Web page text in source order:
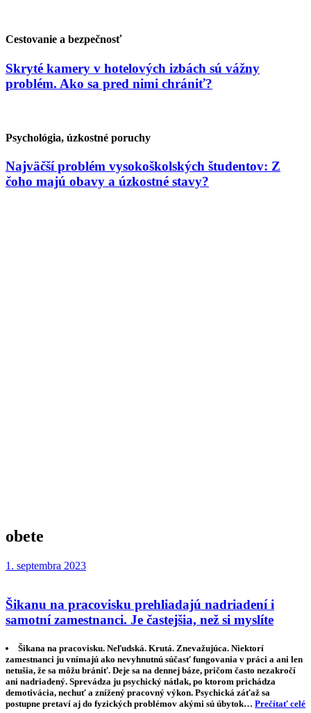
Cestovanie a bezpečnosť
Skryté kamery v hotelových izbách sú vážny
problém. Ako sa pred nimi chrániť?
Psychológia, úzkostné poruchy
Najväčší problém vysokoškolských študentov: Z
čoho majú obavy a úzkostné stavy?
obete
1. septembra 2023
Šikanu na pracovisku prehliadajú nadriadení i
samotní zamestnanci. Je častejšia, než si myslíte
Šikana na pracovisku. Neľudská. Krutá. Znevažujúca. Niektorí
zamestnanci ju vnímajú ako nevyhnutnú súčasť fungovania v práci a ani len
netušia, že sa môžu brániť. Deje sa na dennej báze, pričom často nezakročí
ani nadriadený. Sprevádza ju psychický nátlak, po ktorom prichádza
demotivácia, nechuť a znížený pracovný výkon. Psychická záťaž sa
postupne pretaví aj do fyzických problémov akými sú úbytok… Prečítať celé